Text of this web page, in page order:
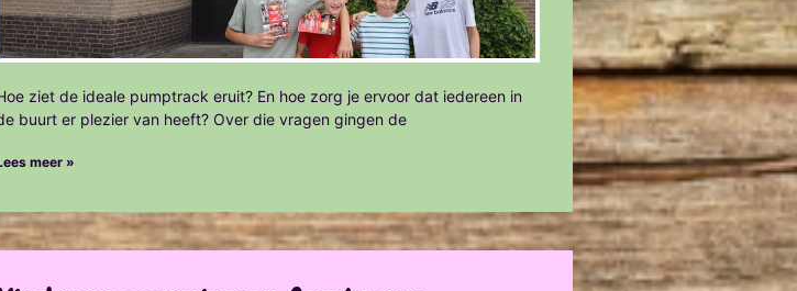
ziet de ideale pumptrack eruit? En hoe zorg je ervoor dat iedereen in
buurt er plezier van heeft? Over die vragen gingen de
meer »